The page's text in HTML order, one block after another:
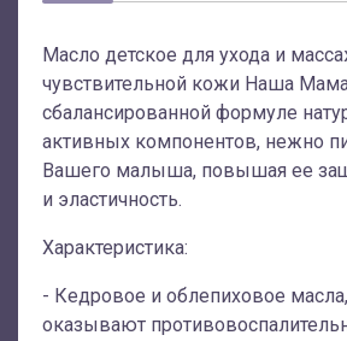
Масло детское для ухода и
чувствительной кожи Наша
сбалансированной формуле
активных компонентов, нежно
Вашего малыша, повышая ее
и эластичность.
Характеристика:
- Кедровое и облепиховое
оказывают